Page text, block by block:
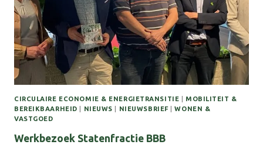
CIRCULAIRE ECONOMIE & ENERGIETRANSITIE
MOBILITEIT &
BEREIKBAARHEID
NIEUWS NIEUWSBRIEF|WONEN &
VASTGOED
Werkbezoek Statenfractie BBB